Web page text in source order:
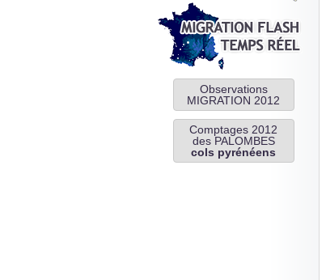
Observations
MIGRATION 2012
Comptages 2012
des PALOMBES
cols pyrénéens